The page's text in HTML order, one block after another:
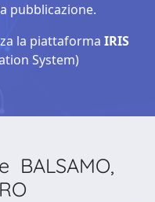
pubblicazione.
la piattaforma IRIS
System)
BALSAMO,